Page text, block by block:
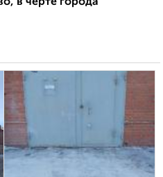
в черте города